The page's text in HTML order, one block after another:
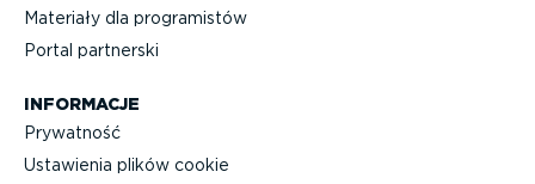
Materiały dla progra­mistów
Portal partnerski
INFORMACJE
Prywatność
Ustawienia plików cookie